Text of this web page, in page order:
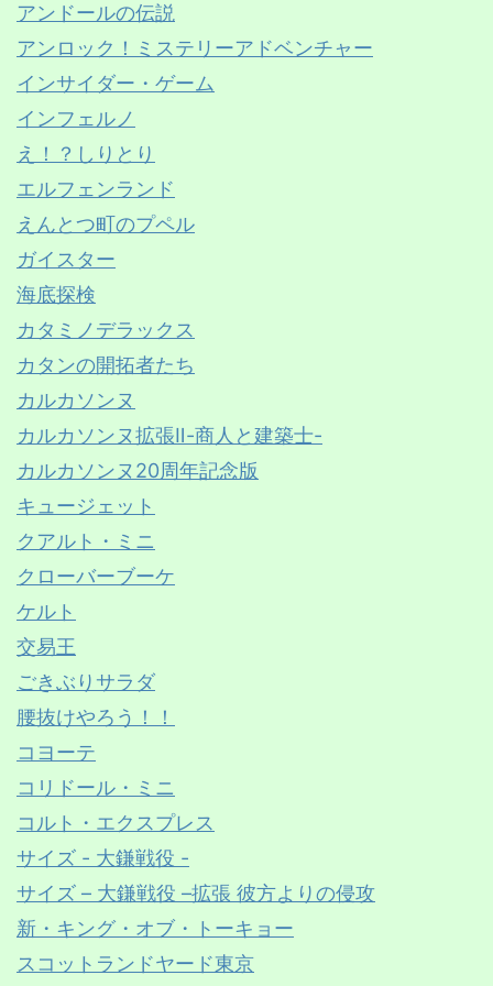
アンドールの伝説
アンロック！ミステリーアドベンチャー
インサイダー・ゲーム
インフェルノ
え！？しりとり
エルフェンランド
えんとつ町のプペル
ガイスター
海底探検
カタミノデラックス
カタンの開拓者たち
カルカソンヌ
カルカソンヌ拡張Ⅱ-商人と建築士-
カルカソンヌ20周年記念版
キュージェット
クアルト・ミニ
クローバーブーケ
ケルト
交易王
ごきぶりサラダ
腰抜けやろう！！
コヨーテ
コリドール・ミニ
コルト・エクスプレス
サイズ - 大鎌戦役 -
サイズ – 大鎌戦役 –拡張 彼方よりの侵攻
新・キング・オブ・トーキョー
スコットランドヤード東京